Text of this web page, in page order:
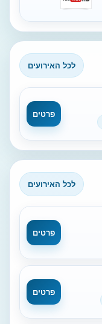
לכל האירועים
פרטים
לכל האירועים
פרטים
פרטים